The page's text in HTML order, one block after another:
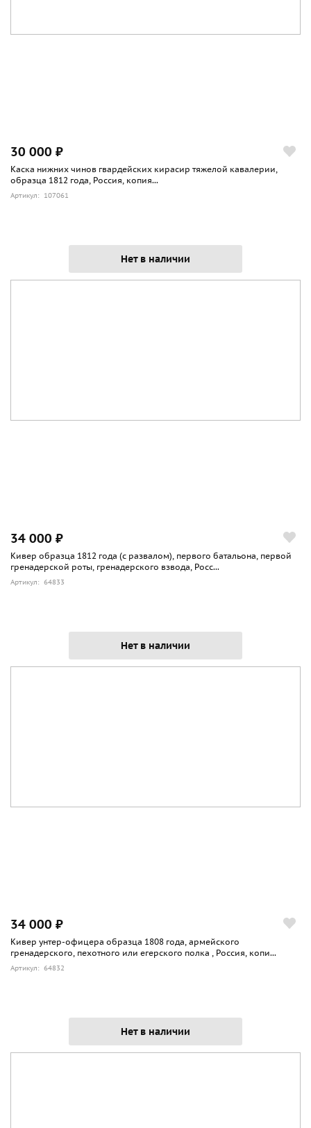
30 000 ₽
Каска нижних чинов гвардейских кирасир тяжелой кавалерии,
образца 1812 года, Россия, копия...
Артикул: 107061
Нет в наличии
34 000 ₽
Кивер образца 1812 года (с развалом), первого батальона, первой
гренадерской роты, гренадерского взвода, Росс...
Артикул: 64833
Нет в наличии
34 000 ₽
Кивер унтер-офицера образца 1808 года, армейского
гренадерского, пехотного или егерского полка , Россия, копи...
Артикул: 64832
Нет в наличии